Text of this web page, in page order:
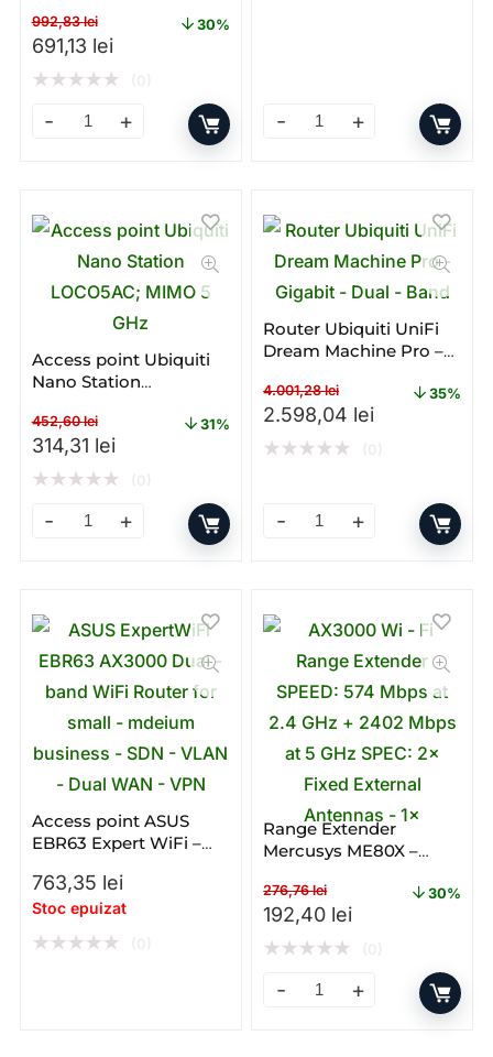
992,83lei
Prețul inițial a fost: 992,83 lei.
691,13 leiPrețul curent este: 691,13 lei.
30%
★★★★★
Access point Ubiquiti U6+ – Gigabit – PoE – Dual –
Access Point Ubiquiti U6
Access point Ubiquiti
Nano Station
452,60lei
Prețul inițial a fost: 452,60 lei.
314,31 leiPrețul curent este: 314,31 lei.
31%
★★★★★
Access point Ubiquiti Nano Station LOCO5AC; MIMO
Router Ubiquiti UniFi
Dream Machine Pro –
4.001,28lei
Prețul inițial a fost:
2.598,04 leiPrețul
35%
★★★★★
Router Ubiquiti UniFi
Access point ASUS
EBR63 Expert WiFi –
WiFi 6 – AX
763,35 lei
Stoc epuizat
★★★★★
Range Extender
Mercusys ME80X –
WI – FI
276,76lei
Prețul inițial a fost:
192,40 leiPrețul curent
30%
★★★★★
Range Extender